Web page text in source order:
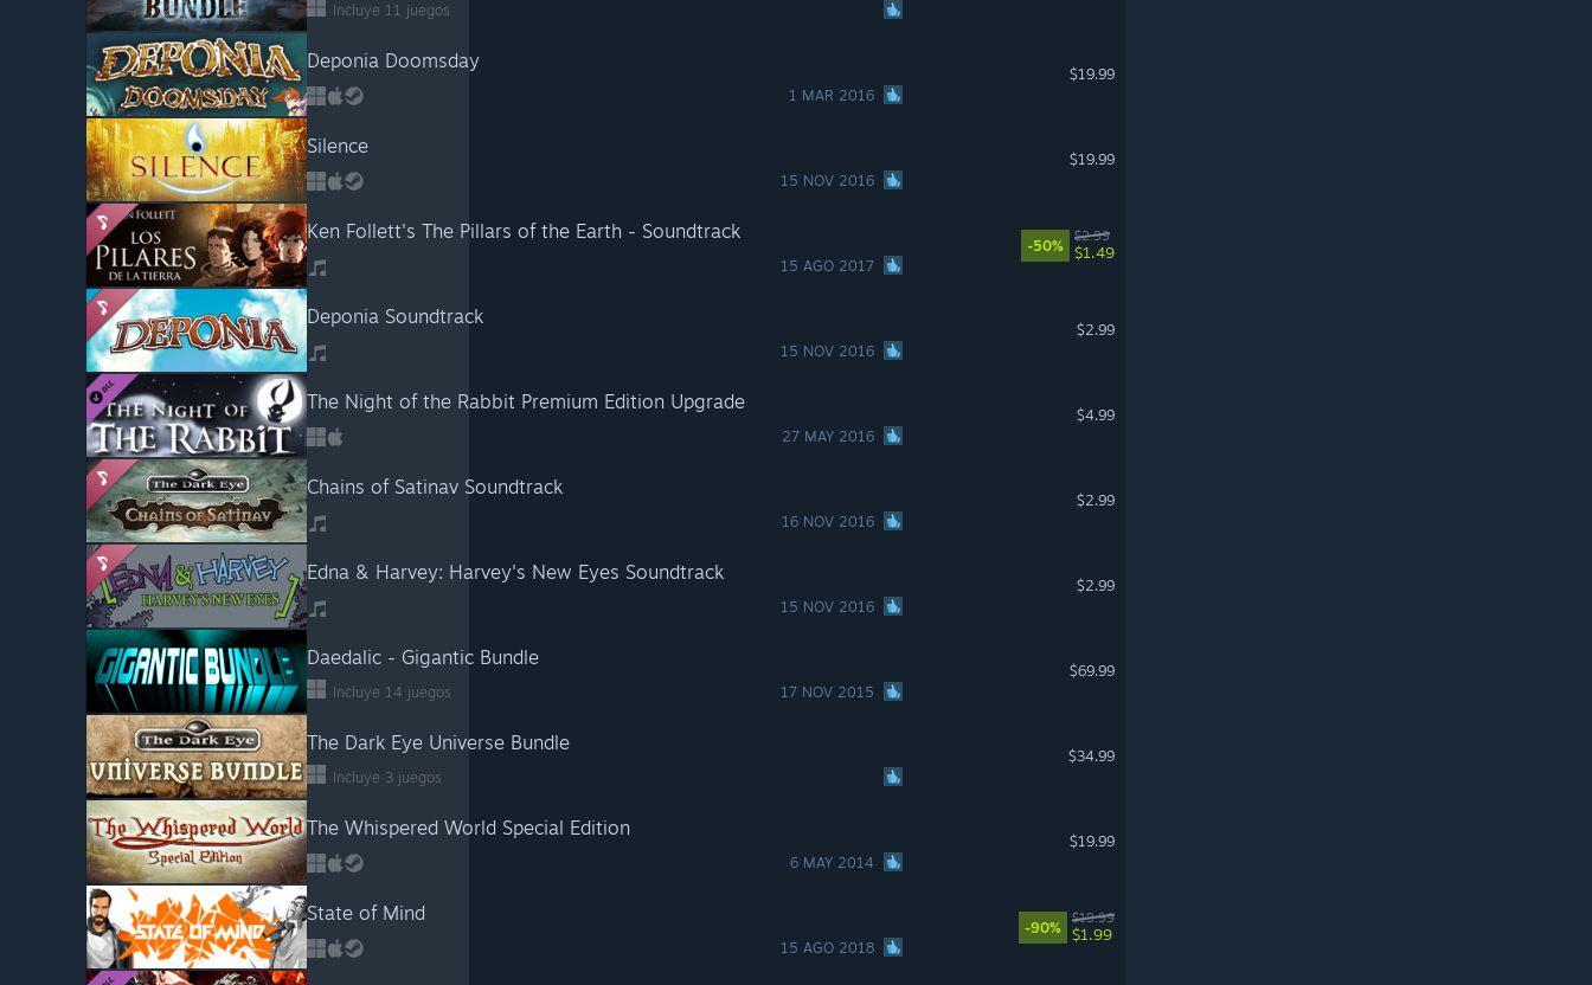
Incluye 11 juegos
Deponia Doomsday
1 MAR 2016
$19.99
Silence
15 NOV 2016
$19.99
Ken Follett's The Pillars of the Earth - Soundtrack
15 AGO 2017
-50%
$2.99
$1.49
Deponia Soundtrack
15 NOV 2016
$2.99
The Night of the Rabbit Premium Edition Upgrade
27 MAY 2016
$4.99
Chains of Satinav Soundtrack
16 NOV 2016
$2.99
Edna & Harvey: Harvey's New Eyes Soundtrack
15 NOV 2016
$2.99
Daedalic - Gigantic Bundle
Incluye 14 juegos 17 NOV 2015
$69.99
The Dark Eye Universe Bundle
Incluye 3 juegos
$34.99
The Whispered World Special Edition
6 MAY 2014
$19.99
State of Mind
15 AGO 2018
-90%
$19.99
$1.99